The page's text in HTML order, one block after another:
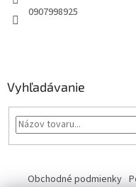
0907998925
Vyhľadávanie
Obchodné podmienky